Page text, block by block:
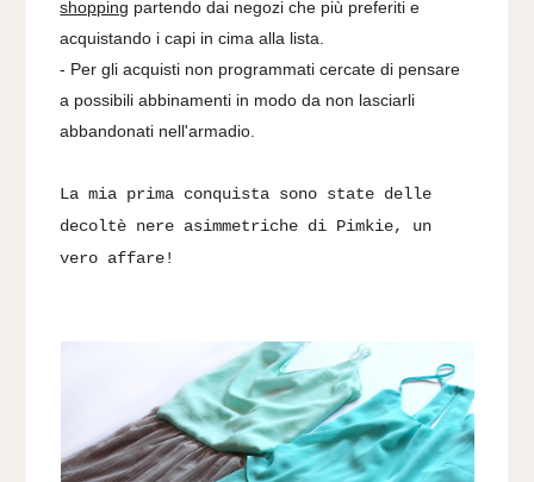
shopping partendo dai negozi che più preferiti e
acquistando i capi in cima alla lista.
- Per gli acquisti non programmati cercate di pensare
a possibili abbinamenti in modo da non lasciarli
abbandonati nell'armadio.
La mia prima conquista sono state delle
decoltè nere asimmetriche di Pimkie, un
vero affare!